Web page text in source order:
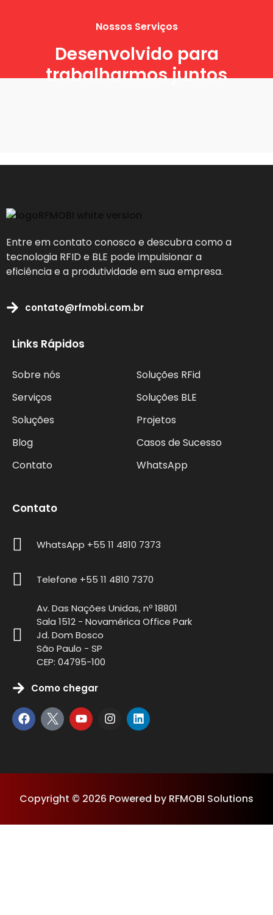
Nossos Serviços
Desenvolvido para
trabalharmos juntos
Entre em contato conosco e descubra como a
tecnologia RFID e BLE pode impulsionar a
eficiência e a produtividade em sua empresa.
contato@rfmobi.com.br
Links Rápidos
Sobre nós
Serviços
Soluções
Blog
Contato
Soluções RFid
Soluções BLE
Projetos
Casos de Sucesso
WhatsApp
Contato
WhatsApp +55 11 4810 7373
Telefone +55 11 4810 7370
Av. Das Nações Unidas, nº 18801
Sala 1512 - Novamérica Office Park
Jd. Dom Bosco
São Paulo - SP
CEP: 04795-100
Como chegar
Copyright © 2026 Powered by RFMOBI Solutions